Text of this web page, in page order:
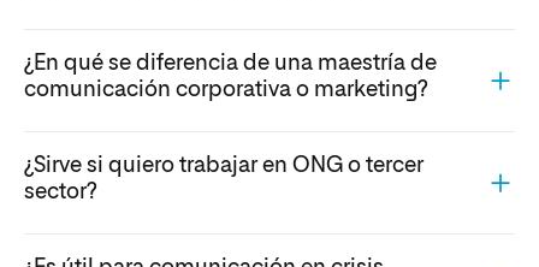
¿En qué se diferencia de una maestría de
comunicación corporativa o marketing?
¿Sirve si quiero trabajar en ONG o tercer
sector?